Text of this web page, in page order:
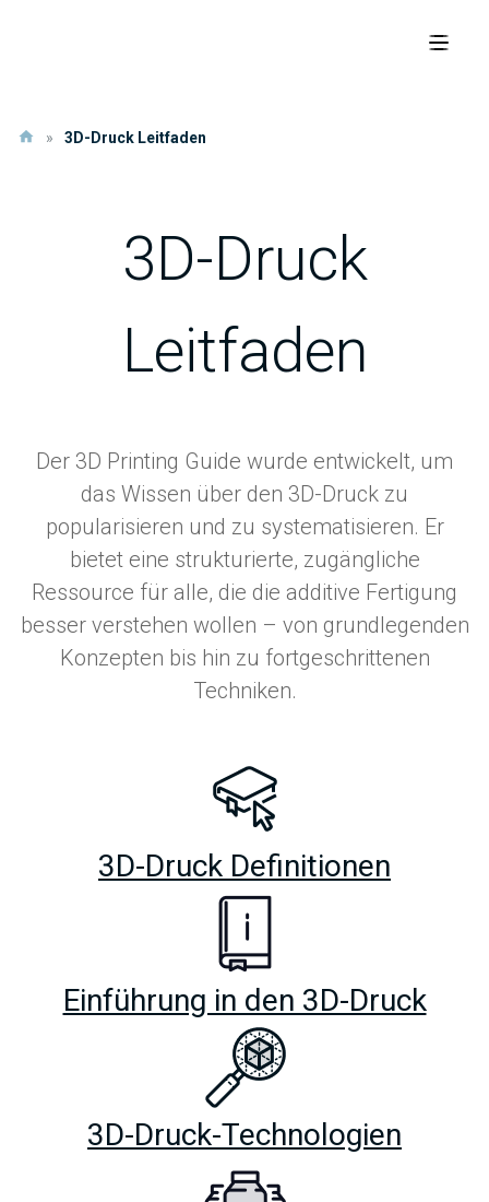
» 3D-Druck Leitfaden
3D-Druck
Leitfaden
Der 3D Printing Guide wurde entwickelt, um
das Wissen über den 3D-Druck zu
popularisieren und zu systematisieren. Er
bietet eine strukturierte, zugängliche
Ressource für alle, die die additive Fertigung
besser verstehen wollen – von grundlegenden
Konzepten bis hin zu fortgeschrittenen
Techniken.
3D-Druck Definitionen
Einführung in den 3D-Druck
3D-Druck-Technologien